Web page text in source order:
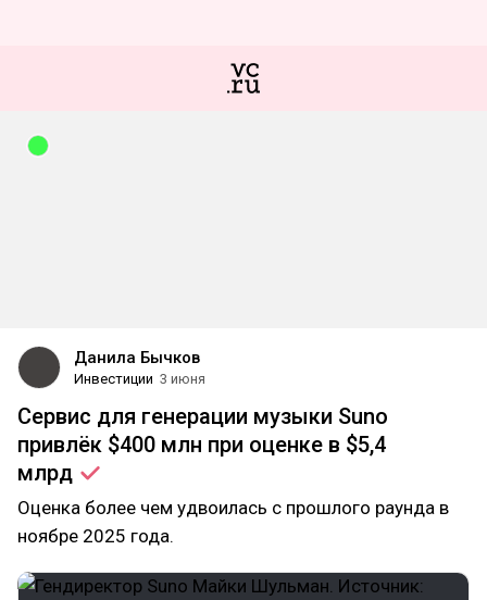
Данила Бычков
Инвестиции 3 июня
Сервис для генерации музыки Suno
привлёк $400 млн при оценке в $5,4
млрд
Оценка более чем удвоилась с прошлого раунда в
ноябре 2025 года.